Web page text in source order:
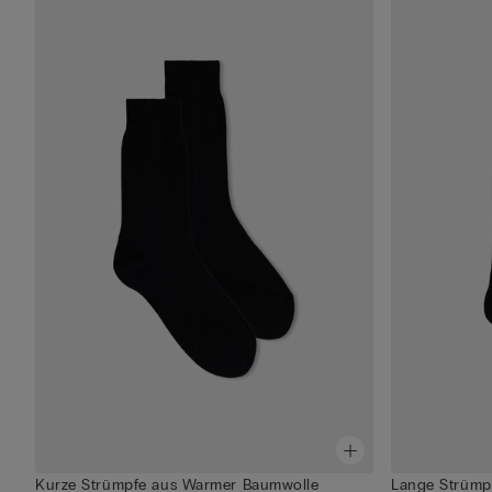
Kurze Strümpfe aus Warmer Baumwolle Lange